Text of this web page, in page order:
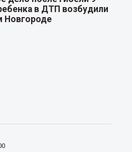
в ДТП возбудили
Новгороде